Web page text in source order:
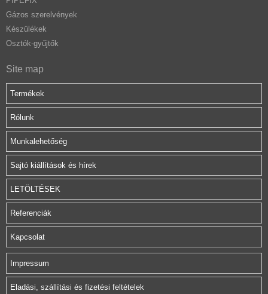
Gázos szerelvények
Készülékek
Osztók-gyűjtők
Site map
Termékek
Rólunk
Munkalehetőség
Sajtó kiállítások és hírek
LETÖLTÉSEK
Referenciák
Kapcsolat
Impressum
Eladási, szállítási és fizetési feltételek